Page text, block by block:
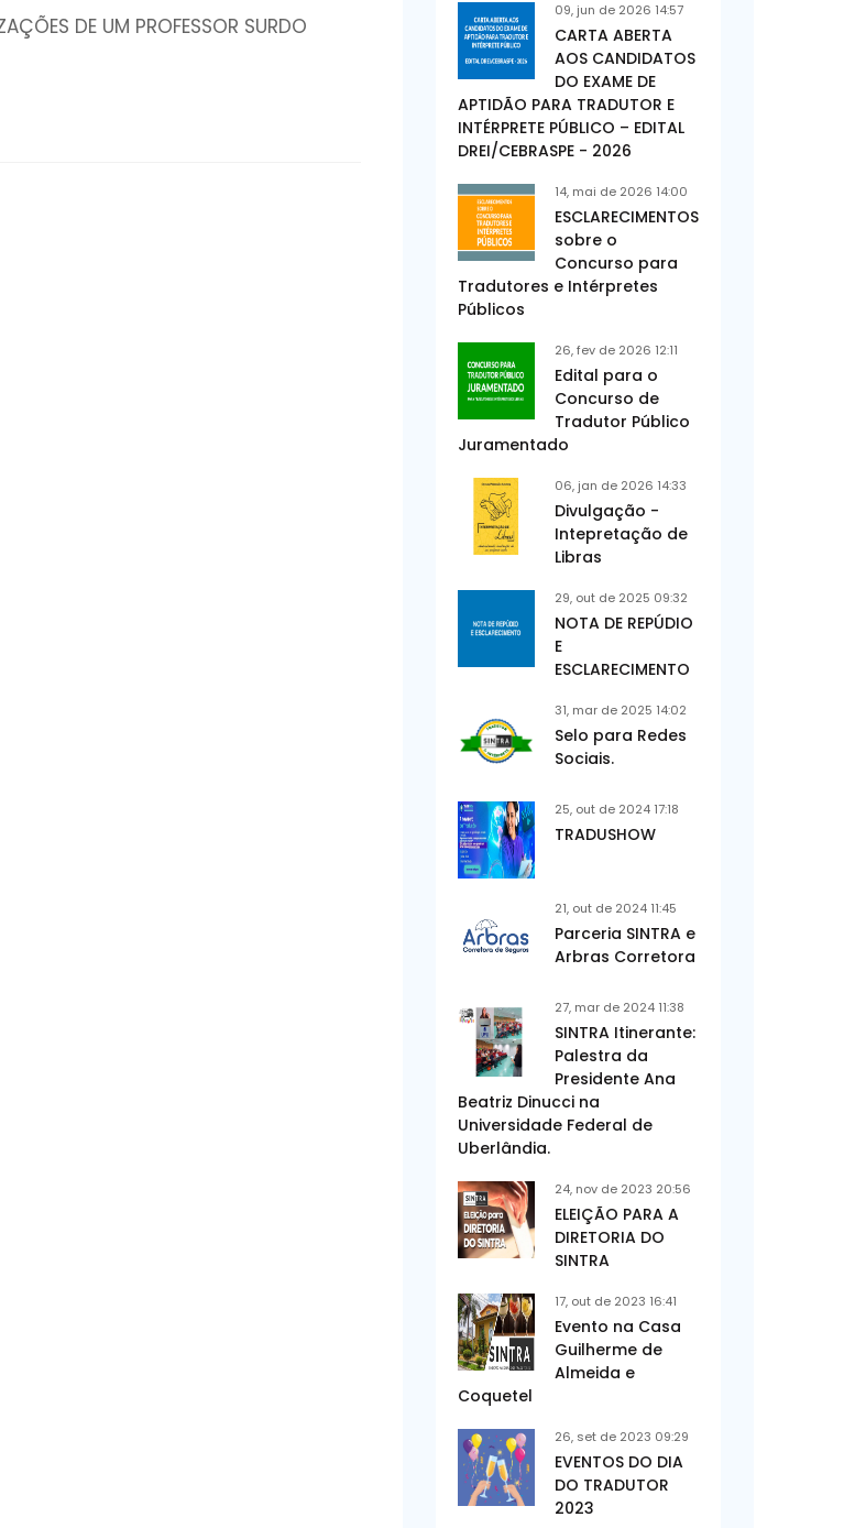
DE UM PROFESSOR SURDO
09, jun de 2026 14:57
CARTA ABERTA
AOS CANDIDATOS
DO EXAME DE
APTIDÃO PARA TRADUTOR E
INTÉRPRETE PÚBLICO – EDITAL
DREI/CEBRASPE - 2026
14, mai de 2026 14:00
ESCLARECIMENTOS
sobre o
Concurso para
Tradutores e Intérpretes
Públicos
26, fev de 2026 12:11
Edital para o
Concurso de
Tradutor Público
Juramentado
06, jan de 2026 14:33
Divulgação -
Intepretação de
Libras
29, out de 2025 09:32
NOTA DE REPÚDIO
E
ESCLARECIMENTO
31, mar de 2025 14:02
Selo para Redes
Sociais.
25, out de 2024 17:18
TRADUSHOW
21, out de 2024 11:45
Parceria SINTRA e
Arbras Corretora
27, mar de 2024 11:38
SINTRA Itinerante:
Palestra da
Presidente Ana
Beatriz Dinucci na
Universidade Federal de
Uberlândia.
24, nov de 2023 20:56
ELEIÇÃO PARA A
DIRETORIA DO
SINTRA
17, out de 2023 16:41
Evento na Casa
Guilherme de
Almeida e
Coquetel
26, set de 2023 09:29
EVENTOS DO DIA
DO TRADUTOR
2023